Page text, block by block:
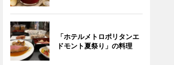
「ホテルメトロポリタンエ
ドモント夏祭り」の料理